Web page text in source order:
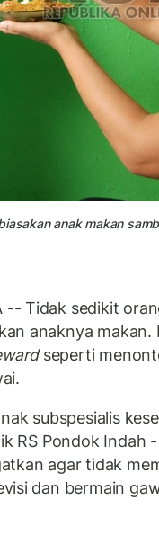
anak makan
-- Tidak sedikit
anaknya makan.
seperti
subspesialis
RS Pondok Indah
agar tidak
dan bermain